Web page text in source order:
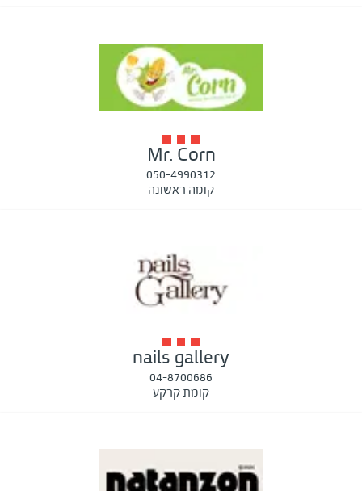
Mr. Corn
050-4990312
קומה ראשונה
nails gallery
04-8700686
קומת קרקע